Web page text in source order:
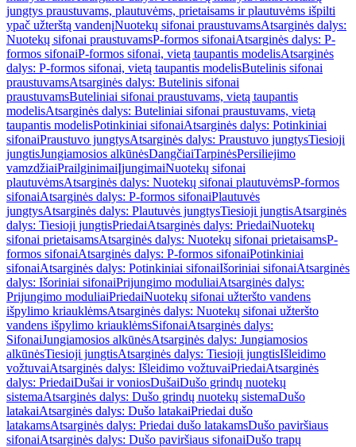
jungtys praustuvams, plautuvėms, prietaisams ir plautuvėms išpilti
ypač užterštą vandenįNuotekų sifonai praustuvamsAtsarginės dalys:
Nuotekų sifonai praustuvamsP-formos sifonaiAtsarginės dalys: P-
formos sifonaiP-formos sifonai, vietą taupantis modelisAtsarginės
dalys: P-formos sifonai, vietą taupantis modelisButelinis sifonai
praustuvamsAtsarginės dalys: Butelinis sifonai
praustuvamsButeliniai sifonai praustuvams, vietą taupantis
modelisAtsarginės dalys: Buteliniai sifonai praustuvams, vietą
taupantis modelisPotinkiniai sifonaiAtsarginės dalys: Potinkiniai
sifonaiPraustuvo jungtysAtsarginės dalys: Praustuvo jungtysTiesioji
jungtisJungiamosios alkūnėsDangčiaiTarpinėsPersiliejimo
vamzdžiaiPrailginimaiĮjungimaiNuotekų sifonai
plautuvėmsAtsarginės dalys: Nuotekų sifonai plautuvėmsP-formos
sifonaiAtsarginės dalys: P-formos sifonaiPlautuvės
jungtysAtsarginės dalys: Plautuvės jungtysTiesioji jungtisAtsarginės
dalys: Tiesioji jungtisPriedaiAtsarginės dalys: PriedaiNuotekų
sifonai prietaisamsAtsarginės dalys: Nuotekų sifonai prietaisamsP-
formos sifonaiAtsarginės dalys: P-formos sifonaiPotinkiniai
sifonaiAtsarginės dalys: Potinkiniai sifonaiIšoriniai sifonaiAtsarginės
dalys: Išoriniai sifonaiPrijungimo moduliaiAtsarginės dalys:
Prijungimo moduliaiPriedaiNuotekų sifonai užteršto vandens
išpylimo kriauklėmsAtsarginės dalys: Nuotekų sifonai užteršto
vandens išpylimo kriauklėmsSifonaiAtsarginės dalys:
SifonaiJungiamosios alkūnėsAtsarginės dalys: Jungiamosios
alkūnėsTiesioji jungtisAtsarginės dalys: Tiesioji jungtisIšleidimo
vožtuvaiAtsarginės dalys: Išleidimo vožtuvaiPriedaiAtsarginės
dalys: PriedaiDušai ir voniosDušaiDušo grindų nuotekų
sistemaAtsarginės dalys: Dušo grindų nuotekų sistemaDušo
latakaiAtsarginės dalys: Dušo latakaiPriedai dušo
latakamsAtsarginės dalys: Priedai dušo latakamsDušo paviršiaus
sifonaiAtsarginės dalys: Dušo paviršiaus sifonaiDušo trapų